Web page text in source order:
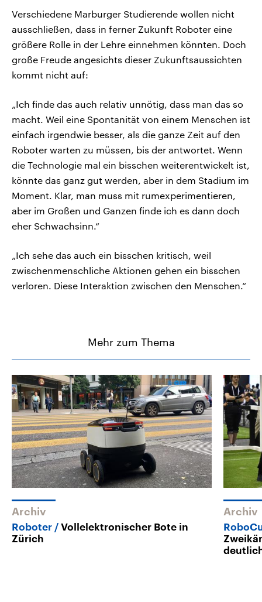
Verschiedene Marburger Studierende wollen nicht
ausschließen, dass in ferner Zukunft Roboter eine
größere Rolle in der Lehre einnehmen könnten. Doch
große Freude angesichts dieser Zukunftsaussichten
kommt nicht auf:
„Ich finde das auch relativ unnötig, dass man das so
macht. Weil eine Spontanität von einem Menschen ist
einfach irgendwie besser, als die ganze Zeit auf den
Roboter warten zu müssen, bis der antwortet. Wenn
die Technologie mal ein bisschen weiterentwickelt ist,
könnte das ganz gut werden, aber in dem Stadium im
Moment. Klar, man muss mit rumexperimentieren,
aber im Großen und Ganzen finde ich es dann doch
eher Schwachsinn.“
„Ich sehe das auch ein bisschen kritisch, weil
zwischenmenschliche Aktionen gehen ein bisschen
verloren. Diese Interaktion zwischen den Menschen.“
Mehr zum Thema
Archiv
Roboter
Vollelektronischer Bote in
Zürich
Archiv